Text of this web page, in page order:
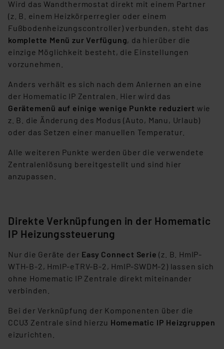
Wird das Wandthermostat direkt mit einem Partner
(z. B. einem Heizkörperregler oder einem
Fußbodenheizungscontroller) verbunden, steht das
komplette Menü zur Verfügung, da hierüber die
einzige Möglichkeit besteht, die Einstellungen
vorzunehmen.
Anders verhält es sich nach dem Anlernen an eine
der Homematic IP Zentralen. Hier wird das
Gerätemenü auf einige wenige Punkte reduziert wie
z. B. die Änderung des Modus (Auto, Manu, Urlaub)
oder das Setzen einer manuellen Temperatur.
Alle weiteren Punkte werden über die verwendete
Zentralenlösung bereitgestellt und sind hier
anzupassen.
Direkte Verknüpfungen in der Homematic
IP Heizungssteuerung
Nur die Geräte der Easy Connect Serie (z. B. HmIP-
WTH-B-2, HmIP-eTRV-B-2, HmIP-SWDM-2) lassen sich
ohne Homematic IP Zentrale direkt miteinander
verbinden.
Bei der Verknüpfung der Komponenten über die
CCU3 Zentrale sind hierzu Homematic IP Heizgruppen
eizurichten.